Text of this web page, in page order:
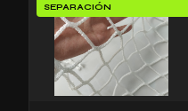
SEPARACIÓN